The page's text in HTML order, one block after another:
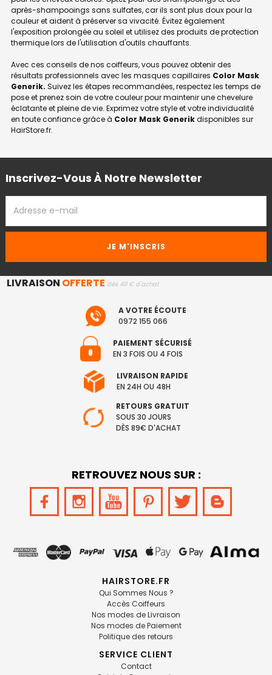
après-shampooings sans sulfates, car ils sont plus doux pour la
couleur et aident à préserver sa vivacité. Évitez également
l'exposition prolongée au soleil et utilisez des produits de protection
thermique lors de l'utilisation d'outils chauffants.
Avec ces conseils de nos coiffeurs, vous pouvez obtenir des
résultats professionnels avec les masques capillaires Color Mask
Generik. Suivez les étapes recommandées, respectez les temps de
pose et prenez soin de votre couleur pour maintenir une chevelure
éclatante et pleine de vie. Exprimez votre style et votre individualité
en toute confiance grâce à Color Mask Generikdisponibles sur
HairStore.fr.
Inscrivez-Vous À Notre Newsletter
EMAIL
LIVRAISON OFFERTE dès 49 € d'achat
A VOTRE ÉCOUTE
0972 155 066
PAIEMENT SÉCURISÉ
EN 3 FOIS OU 4 FOIS
LIVRAISON RAPIDE
EN 24H OU 48H
RETOURS GRATUIT
SOUS 30 JOURS
DÈS 89€ D'ACHAT
RETROUVEZ NOUS SUR :
HAIRSTORE.FR
Qui Sommes Nous ?
Accès Coiffeurs
Nos modes de Livraison
Nos modes de Paiement
Politique des retours
SERVICE CLIENT
Contact